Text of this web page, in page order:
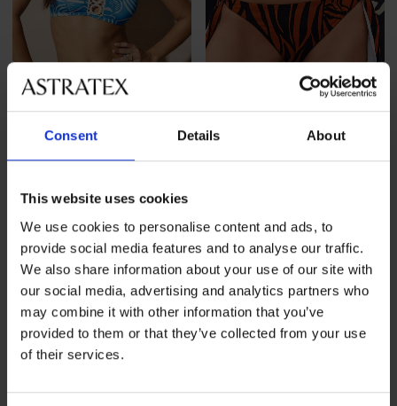
Consent Details About
This website uses cookies
We use cookies to personalise content and ads, to
provide social media features and to analyse our traffic.
We also share information about your use of our site with
our social media, advertising and analytics partners who
may combine it with other information that you’ve
provided to them or that they’ve collected from your use
of their services.
Sale -70%
Miradonna Sophia
Rabatt
34,80 €Alter Preis
115,99 €
David Mare Tanzania IV
Rabatt
14,40 €Alter Preis
47,99 €